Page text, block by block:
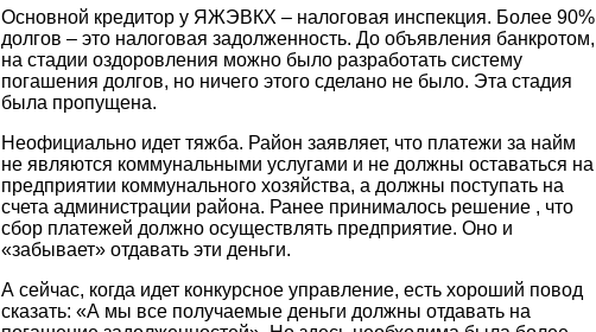
Основной кредитор у ЯЖЭВКХ – налоговая инспекция. Более 90%
долгов – это налоговая задолженность. До объявления банкротом,
на стадии оздоровления можно было разработать систему
погашения долгов, но ничего этого сделано не было. Эта стадия
была пропущена.
Неофициально идет тяжба. Район заявляет, что платежи за найм
не являются коммунальными услугами и не должны оставаться на
предприятии коммунального хозяйства, а должны поступать на
счета администрации района. Ранее принималось решение , что
сбор платежей должно осуществлять предприятие. Оно и
«забывает» отдавать эти деньги.
А сейчас, когда идет конкурсное управление, есть хороший повод
сказать: «А мы все получаемые деньги должны отдавать на